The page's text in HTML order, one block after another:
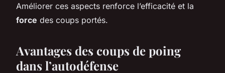
Améliorer ces aspects renforce l’efficacité et la
force des coups portés.
Avantages des coups de poing
dans l’autodéfense